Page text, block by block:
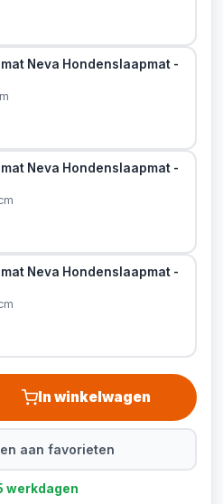
Neva Hondenslaapmat -
Neva Hondenslaapmat -
Neva Hondenslaapmat -
In winkelwagen
aan favorieten
werkdagen